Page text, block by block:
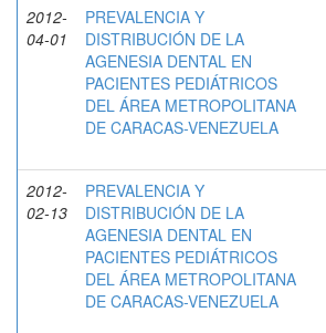
2012-
04-01
PREVALENCIA Y
DISTRIBUCIÓN DE LA
AGENESIA DENTAL EN
PACIENTES PEDIÁTRICOS
DEL ÁREA METROPOLITANA
DE CARACAS-VENEZUELA
2012-
02-13
PREVALENCIA Y
DISTRIBUCIÓN DE LA
AGENESIA DENTAL EN
PACIENTES PEDIÁTRICOS
DEL ÁREA METROPOLITANA
DE CARACAS-VENEZUELA